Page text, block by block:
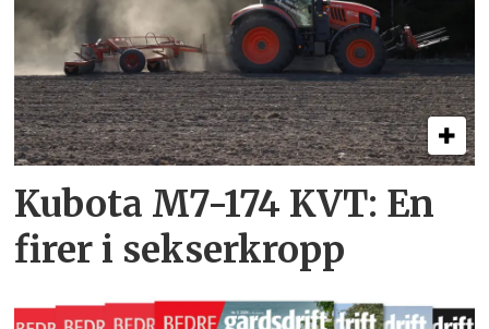
Kubota M7-174 KVT: En
firer i sekserkropp